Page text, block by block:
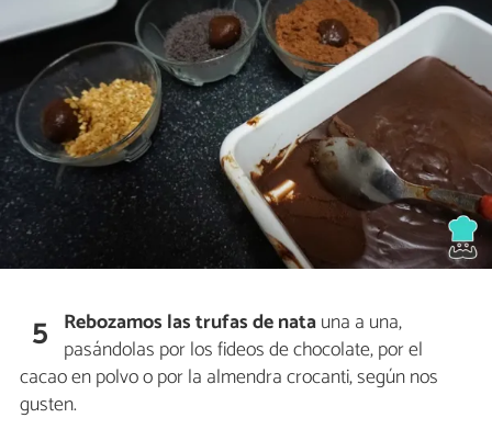
5 Rebozamos las trufas de natauna a una,
pasándolas por los fideos de chocolate, por el
cacao en polvo o por la almendra crocanti, según nos
gusten.